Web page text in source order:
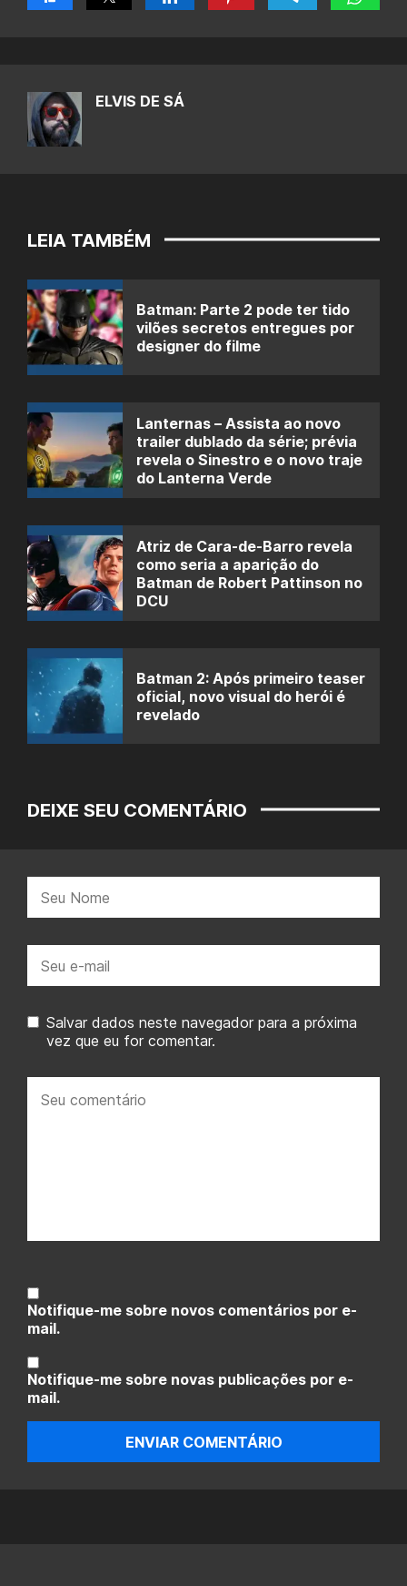
ELVIS DE SÁ
LEIA TAMBÉM
Batman: Parte 2 pode ter tido
vilões secretos entregues por
designer do filme
Lanternas – Assista ao novo
trailer dublado da série; prévia
revela o Sinestro e o novo traje
do Lanterna Verde
Atriz de Cara-de-Barro revela
como seria a aparição do
Batman de Robert Pattinson no
DCU
Batman 2: Após primeiro teaser
oficial, novo visual do herói é
revelado
DEIXE SEU COMENTÁRIO
mail:
Salvar dados neste navegador para a próxima
vez que eu for comentar.
comentário:
Notifique-me sobre novos comentários por e-
mail.
Notifique-me sobre novas publicações por e-
mail.
ENVIAR COMENTÁRIO